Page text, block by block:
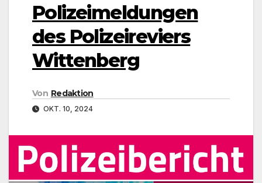
Polizeimeldungen
des Polizeireviers
Wittenberg
Von Redaktion
OKT. 10, 2024